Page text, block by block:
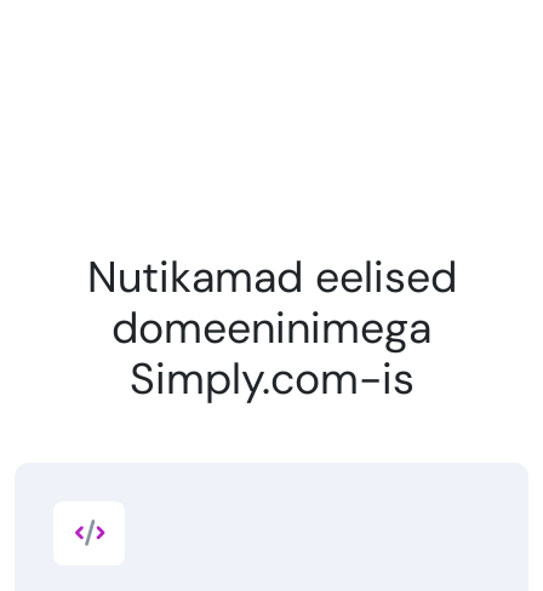
Nutikamad eelised
domeeninimega
Simply.com-is